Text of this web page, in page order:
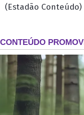
(Estadão Conteúdo)